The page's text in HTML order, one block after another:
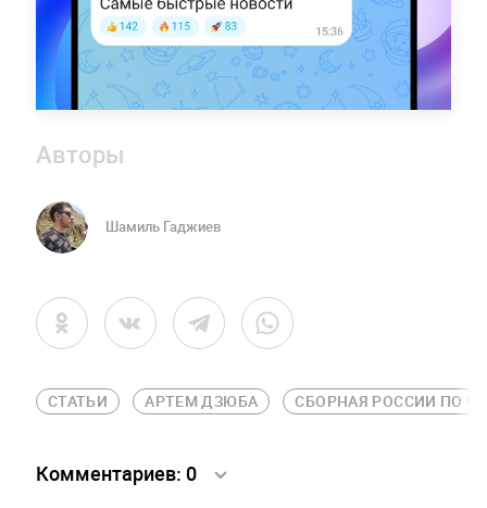
Авторы
Шамиль Гаджиев
СТАТЬИ АРТЕМ ДЗЮБА СБОРНАЯ РОССИИ ПО
Комментариев: 0